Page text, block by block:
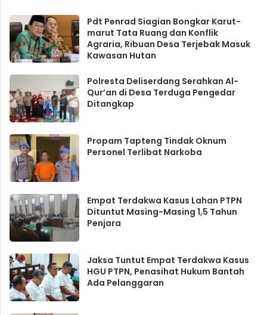
Pdt Penrad Siagian Bongkar Karut-
marut Tata Ruang dan Konflik
Agraria, Ribuan Desa Terjebak Masuk
Kawasan Hutan
Polresta Deliserdang Serahkan Al-
Qur’an di Desa Terduga Pengedar
Ditangkap
Propam Tapteng Tindak Oknum
Personel Terlibat Narkoba
Empat Terdakwa Kasus Lahan PTPN
Dituntut Masing-Masing 1,5 Tahun
Penjara
Jaksa Tuntut Empat Terdakwa Kasus
HGU PTPN, Penasihat Hukum Bantah
Ada Pelanggaran